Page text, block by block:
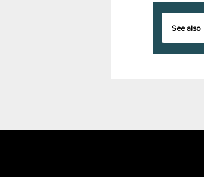
See also